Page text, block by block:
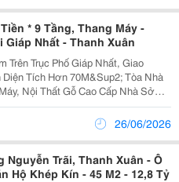
* 9 Tầng, Thang Máy -
Giáp Nhất - Thanh Xuân
Trên Trục Phố Giáp Nhất, Giao
Nội Thất Gỗ Cao Cấp Nhà Sở
- Sau, Mặt Sau Đường Ô Tô
Đông Dân Cư, Kinh Doanh Sầm Uất...
26/06/2026
Nguyễn Trãi, Thanh Xuân - Ô
Hộ Khép Kín - 45 M2 - 12,8 Tỷ